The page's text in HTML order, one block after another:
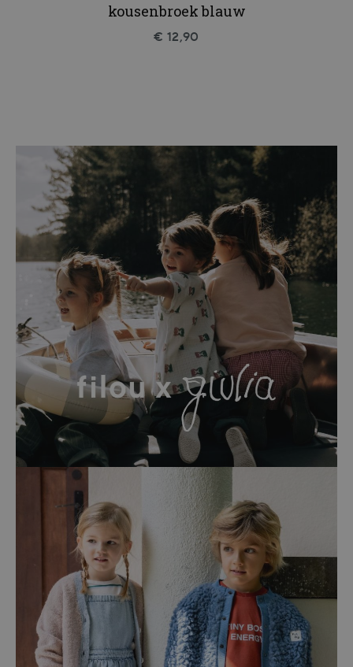
kousenbroek blauw
€ 12,90